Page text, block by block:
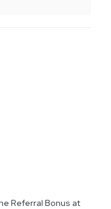
Referral Bonus at